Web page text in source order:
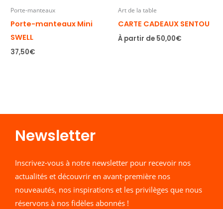
Porte-manteaux
Porte-manteaux Mini
SWELL
37,50€
Art de la table
CARTE CADEAUX SENTOU
À partir de 50,00€
Newsletter​
Inscrivez-vous à notre newsletter pour recevoir nos
actualités et découvrir en avant-première nos
nouveautés, nos inspirations et les privilèges que nous
réservons à nos fidèles abonnés !